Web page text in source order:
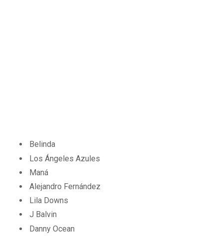
Belinda
Los Ángeles Azules
Maná
Alejandro Fernández
Lila Downs
J Balvin
Danny Ocean